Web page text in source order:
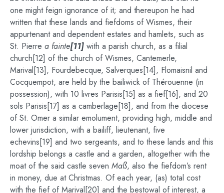
one might feign ignorance of it; and thereupon he had
written that these lands and fiefdoms of Wismes, their
appurtenant and dependent estates and hamlets, such as
St. Pierre a fainte[11] with a parish church, as a filial
church[12] of the church of Wismes, Cantemerle,
Marival[13], Fourdebecque, Salverques[14], Flomaisnil and
Cocquempot, are held by the bailiwick of Thérouenne (in
possession), with 10 livres Parisis[15] as a fief[16], and 20
sols Parisis[17] as a camberlage[18], and from the diocese
of St. Omer a similar emolument, providing high, middle and
lower jurisdiction, with a bailiff, lieutenant, five
echevins[19] and two sergeants, and to these lands and this
lordship belongs a castle and a garden, altogether with the
moat of the said castle seven Maß, also the fiefdom’s rent
in money, due at Christmas. Of each year, (as) total cost
with the fief of Marival[20] and the bestowal of interest, a